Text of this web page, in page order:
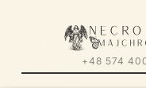
+48 574